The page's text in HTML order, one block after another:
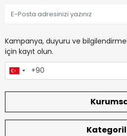
Kampanya, duyuru ve
için kayıt olun.